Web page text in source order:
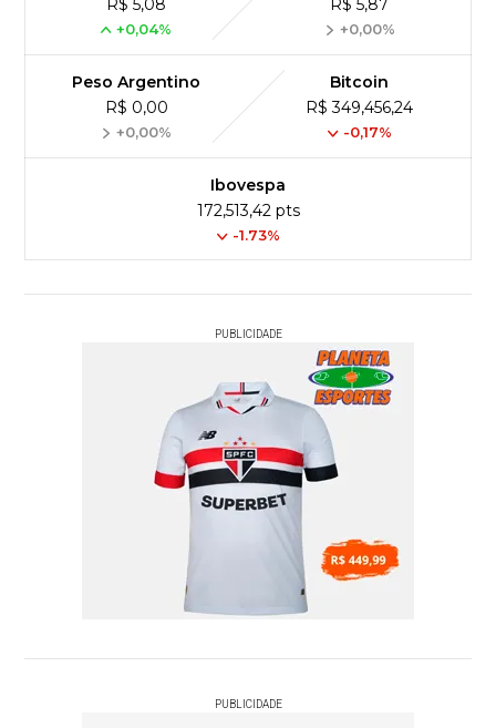
R$ 5,08
+0,04%
R$ 5,87
+0,00%
Peso Argentino
R$ 0,00
+0,00%
Bitcoin
R$ 349,456,24
-0,17%
Ibovespa
172,513,42 pts
-1.73%
PUBLICIDADE
PUBLICIDADE